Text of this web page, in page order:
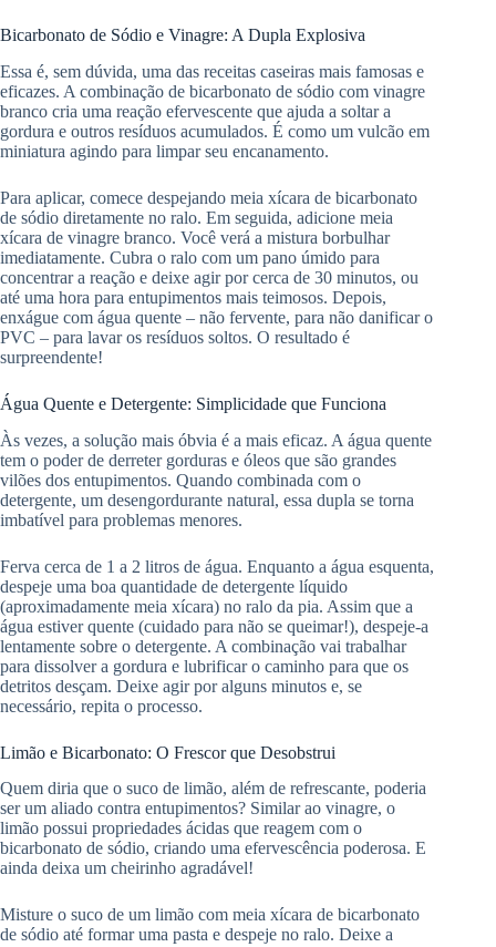
Bicarbonato de Sódio e Vinagre: A Dupla Explosiva
Essa é, sem dúvida, uma das receitas caseiras mais famosas e
eficazes. A combinação de bicarbonato de sódio com vinagre
branco cria uma reação efervescente que ajuda a soltar a
gordura e outros resíduos acumulados. É como um vulcão em
miniatura agindo para limpar seu encanamento.
Para aplicar, comece despejando meia xícara de bicarbonato
de sódio diretamente no ralo. Em seguida, adicione meia
xícara de vinagre branco. Você verá a mistura borbulhar
imediatamente. Cubra o ralo com um pano úmido para
concentrar a reação e deixe agir por cerca de 30 minutos, ou
até uma hora para entupimentos mais teimosos. Depois,
enxágue com água quente – não fervente, para não danificar o
PVC – para lavar os resíduos soltos. O resultado é
surpreendente!
Água Quente e Detergente: Simplicidade que Funciona
Às vezes, a solução mais óbvia é a mais eficaz. A água quente
tem o poder de derreter gorduras e óleos que são grandes
vilões dos entupimentos. Quando combinada com o
detergente, um desengordurante natural, essa dupla se torna
imbatível para problemas menores.
Ferva cerca de 1 a 2 litros de água. Enquanto a água esquenta,
despeje uma boa quantidade de detergente líquido
(aproximadamente meia xícara) no ralo da pia. Assim que a
água estiver quente (cuidado para não se queimar!), despeje-a
lentamente sobre o detergente. A combinação vai trabalhar
para dissolver a gordura e lubrificar o caminho para que os
detritos desçam. Deixe agir por alguns minutos e, se
necessário, repita o processo.
Limão e Bicarbonato: O Frescor que Desobstrui
Quem diria que o suco de limão, além de refrescante, poderia
ser um aliado contra entupimentos? Similar ao vinagre, o
limão possui propriedades ácidas que reagem com o
bicarbonato de sódio, criando uma efervescência poderosa. E
ainda deixa um cheirinho agradável!
Misture o suco de um limão com meia xícara de bicarbonato
de sódio até formar uma pasta e despeje no ralo. Deixe a